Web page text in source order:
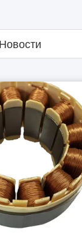
Новости